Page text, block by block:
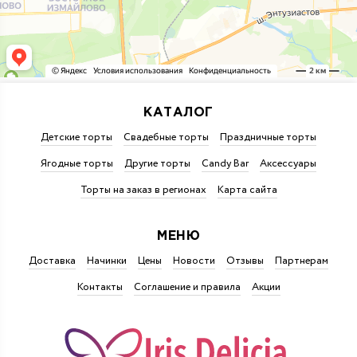
КАТАЛОГ
Детские торты Свадебные торты
Праздничные торты
Ягодные торты
Другие торты Candy Bar
Аксессуары
Торты на заказ в регионах
Карта сайта
МЕНЮ
Доставка Начинки Цены Новости Отзывы
Партнерам
Контакты
Соглашение и правила Акции